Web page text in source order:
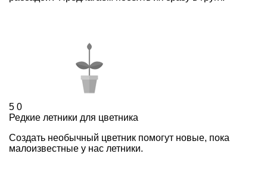
5 0
Редкие летники для цветника
Создать необычный цветник помогут новые, пока
малоизвестные у нас летники.